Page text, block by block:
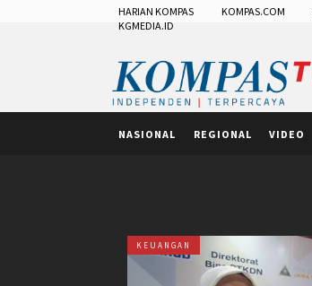
HARIAN KOMPAS KOMPAS.COM
KGMEDIA.ID
NASIONAL REGIONAL VIDEO
KEUANGAN